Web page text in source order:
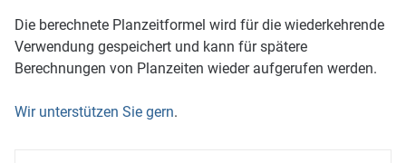
Die berechnete Planzeitformel wird für die wiederkehrende
Verwendung gespeichert und kann für spätere
Berechnungen von Planzeiten wieder aufgerufen werden.
Wir unterstützen Sie gern.